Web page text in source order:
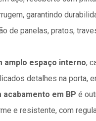
garantindo
de panelas, pratos,
amplo espaço interno,
detalhes na porta,
acabamento em BP é
e resistente, com